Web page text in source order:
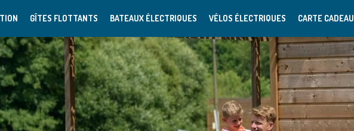
GÎTES FLOTTANTS BATEAUX ÉLECTRIQUES VÉLOS ÉLECTRIQUES CARTE CADEAU